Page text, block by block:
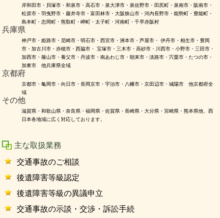
岸和田市・貝塚市・和泉市・高石市・泉大津市・泉佐野市・田尻町・泉南市・阪南市・
松原市・羽曳野市・藤井寺市・富田林市・大阪狭山市・河内長野市・能勢町・豊能町・
島本町・忠岡町・熊取町・岬町・太子町・河南町・千早赤阪村
兵庫県
神戸市・姫路市・尼崎市・明石市・西宮市・洲本市・芦屋市・ 伊丹市・相生市・豊岡
市・加古川市・赤穂市・西脇市・ 宝塚市・三木市・高砂市・川西市・小野市・三田市・
加西市・篠山市・養父市・丹波市・南あわじ市・朝来市・淡路市・宍粟市・たつの市・
加東市 他兵庫県全域
京都府
京都市・亀岡市・向日市・長岡京市・宇治市・八幡市・京田辺市・城陽市 他京都府全
域
その他
滋賀県・和歌山県・奈良県・福岡県・佐賀県・長崎県・大分県・宮崎県・熊本県他、西
日本各地域に広く対応しております。
主な取扱業務
交通事故のご相談
後遺障害等級認定
後遺障害等級の異議申立
交通事故の示談・交渉・訴訟手続